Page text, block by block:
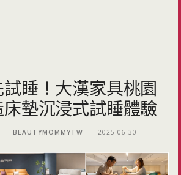
睡！大漢家具桃園
墊沉浸式試睡體驗
BEAUTYMOMMYTW 2025-06-30